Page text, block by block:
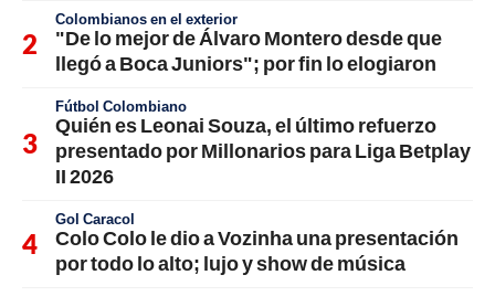
Colombianos en el exterior
"De lo mejor de Álvaro Montero desde que
llegó a Boca Juniors"; por fin lo elogiaron
Fútbol Colombiano
Quién es Leonai Souza, el último refuerzo
presentado por Millonarios para Liga Betplay
II 2026
Gol Caracol
Colo Colo le dio a Vozinha una presentación
por todo lo alto; lujo y show de música